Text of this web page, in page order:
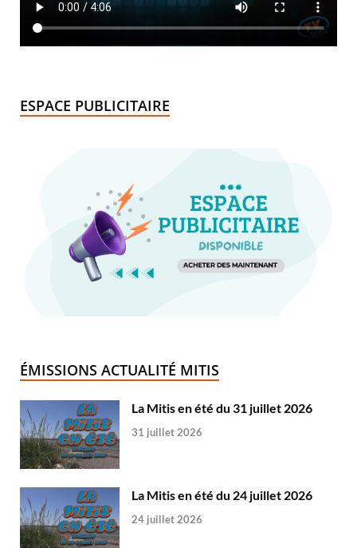
ESPACE PUBLICITAIRE
ÉMISSIONS ACTUALITÉ MITIS
La Mitis en été du 31 juillet 2026
31 juillet 2026
La Mitis en été du 24 juillet 2026
24 juillet 2026